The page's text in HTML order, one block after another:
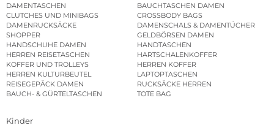
DAMENTASCHEN
BAUCHTASCHEN DAMEN
CLUTCHES UND MINIBAGS
CROSSBODY BAGS
DAMENRUCKSÄCKE
DAMENSCHALS & DAMENTÜCHER
SHOPPER
GELDBÖRSEN DAMEN
HANDSCHUHE DAMEN
HANDTASCHEN
HERREN REISETASCHEN
HARTSCHALENKOFFER
KOFFER UND TROLLEYS
HERREN KOFFER
HERREN KULTURBEUTEL
LAPTOPTASCHEN
REISEGEPÄCK DAMEN
RUCKSÄCKE HERREN
BAUCH- & GÜRTELTASCHEN
TOTE BAG
Kinder